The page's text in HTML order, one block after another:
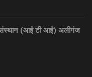
संस्थान (आई टी आई) अलीगंज